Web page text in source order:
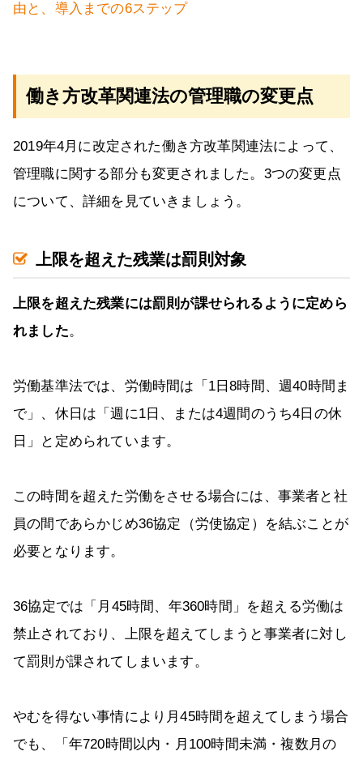
由と、導入までの6ステップ
働き方改革関連法の管理職の変更点
2019年4月に改定された働き方改革関連法によって、
管理職に関する部分も変更されました。3つの変更点
について、詳細を見ていきましょう。
上限を超えた残業は罰則対象
上限を超えた残業には罰則が課せられるように定めら
れました。
労働基準法では、労働時間は「1日8時間、週40時間ま
で」、休日は「週に1日、または4週間のうち4日の休
日」と定められています。
この時間を超えた労働をさせる場合には、事業者と社
員の間であらかじめ36協定（労使協定）を結ぶことが
必要となります。
36協定では「月45時間、年360時間」を超える労働は
禁止されており、上限を超えてしまうと事業者に対し
て罰則が課されてしまいます。
やむを得ない事情により月45時間を超えてしまう場合
でも、「年720時間以内・月100時間未満・複数月の